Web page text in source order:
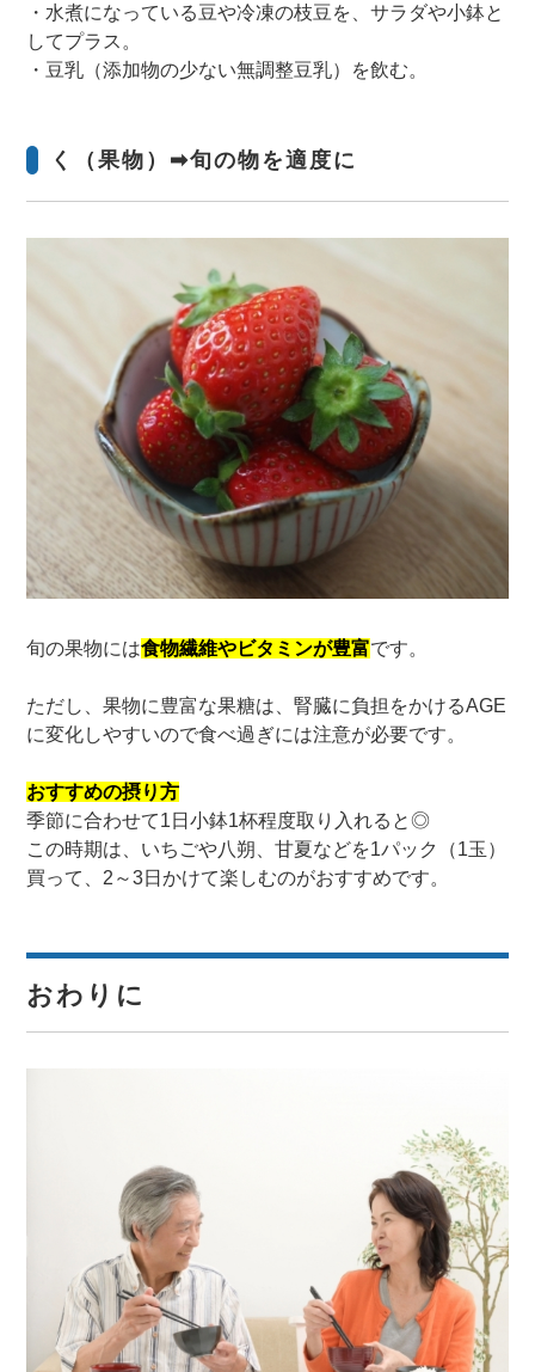
・水煮になっている豆や冷凍の枝豆を、サラダや小鉢と
してプラス。
・豆乳（添加物の少ない無調整豆乳）を飲む。
く（果物）➡旬の物を適度に
旬の果物には食物繊維やビタミンが豊富です。
ただし、果物に豊富な果糖は、腎臓に負担をかけるAGE
に変化しやすいので食べ過ぎには注意が必要です。
おすすめの摂り方
季節に合わせて1日小鉢1杯程度取り入れると◎
この時期は、いちごや八朔、甘夏などを1パック（1玉）
買って、2～3日かけて楽しむのがおすすめです。
おわりに